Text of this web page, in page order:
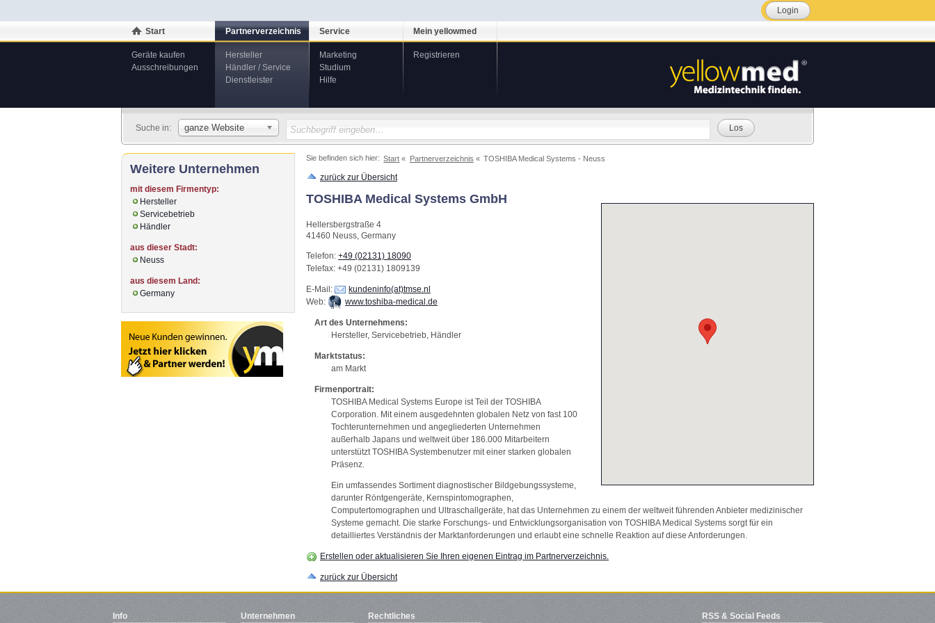
Login
Start
Geräte kaufen
Ausschreibungen
Partnerverzeichnis
Hersteller
Händler / Service
Dienstleister
Service
Marketing
Studium
Hilfe
Mein yellowmed
Registrieren
Suche in: ganze Website Los
Sie befinden sich hier: Start Partnerverzeichnis TOSHIBA Medical Systems - Neuss
zurück zur Übersicht
TOSHIBA Medical Systems GmbH
Hellersbergstraße 4
41460 Neuss, Germany
Telefon: +49 (02131) 18090
Telefax: +49 (02131) 1809139
E-Mail:
kundeninfo(at)tmse.nl
Web:
www.toshiba-medical.de
Art des Unternehmens:
Hersteller, Servicebetrieb, Händler
Marktstatus:
am Markt
Firmenportrait:
TOSHIBA Medical Systems Europe ist Teil der TOSHIBA
Corporation. Mit einem ausgedehnten globalen Netz von fast 100
Tochterunternehmen und angegliederten Unternehmen
außerhalb Japans und weltweit über 186.000 Mitarbeitern
unterstützt TOSHIBA Systembenutzer mit einer starken globalen
Präsenz.
Ein umfassendes Sortiment diagnostischer Bildgebungssysteme,
darunter Röntgengeräte, Kernspintomographen,
Computertomographen und Ultraschallgeräte, hat das Unternehmen zu einem der weltweit führenden Anbieter medizinischer
Systeme gemacht. Die starke Forschungs- und Entwicklungsorganisation von TOSHIBA Medical Systems sorgt für ein
detailliertes Verständnis der Marktanforderungen und erlaubt eine schnelle Reaktion auf diese Anforderungen.
Erstellen oder aktualisieren Sie Ihren eigenen Eintrag im Partnerverzeichnis.
zurück zur Übersicht
Weitere Unternehmen
mit diesem Firmentyp:
Hersteller
Servicebetrieb
Händler
aus dieser Stadt:
Neuss
aus diesem Land:
Germany
Info Unternehmen Rechtliches RSS & Social Feeds